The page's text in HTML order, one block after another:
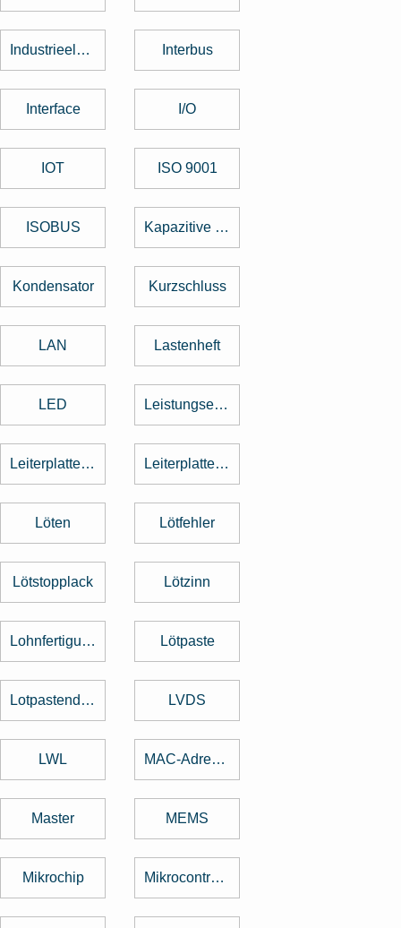
Industrieelektronik Interbus
Interface I/O
IOT ISO 9001
ISOBUS Kapazitive Tasten
Kondensator Kurzschluss
LAN Lastenheft
LED Leistungselektronik
Leiterplattenbestückung Leiterplattenentflechtung
Löten Lötfehler
Lötstopplack Lötzinn
Lohnfertigung Lötpaste
Lotpastendruck LVDS
LWL MAC-Adresse
Master MEMS
Mikrochip Mikrocontroller